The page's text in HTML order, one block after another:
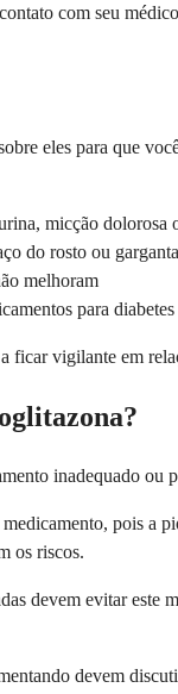
com seu
eles para que
micção dolorosa
do rosto ou
melhoram
para diabetes
ficar vigilante em
inadequado
pois
os riscos.
devem evitar
devem